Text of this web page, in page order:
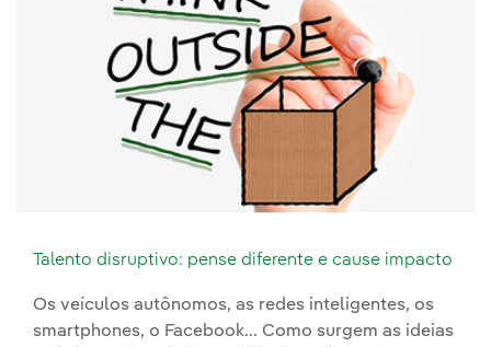
Talento disruptivo: pense diferente e cause impacto
Os veículos autônomos, as redes inteligentes, os
smartphones, o Facebook... Como surgem as ideias